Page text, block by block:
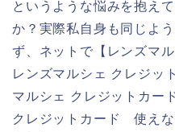
というような悩みを抱え
か？実際私自身も同じよ
ず、ネットで【レンズマ
レンズマルシェ クレジ
マルシェ クレジットカー
クレジットカード 使え